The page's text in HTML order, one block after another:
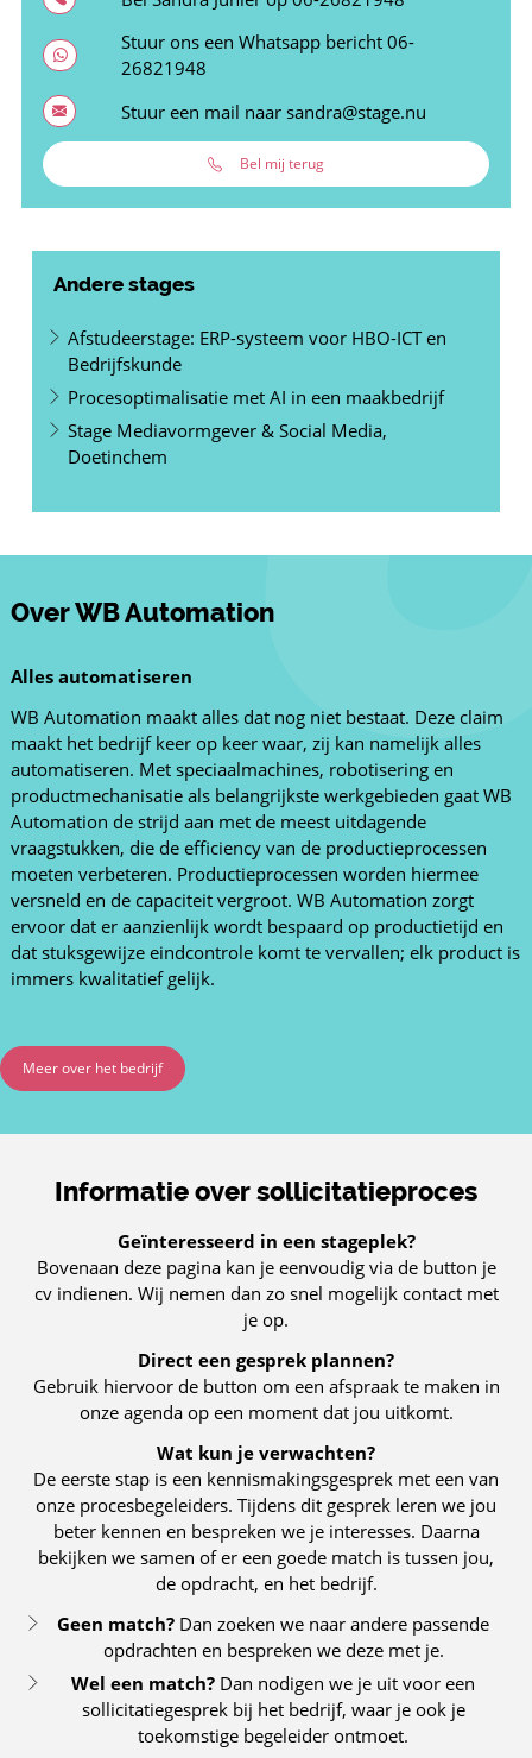
Stuur ons een Whatsapp bericht 06-
26821948
Stuur een mail naar sandra@stage.nu
Bel mij terug
Andere stages
Afstudeerstage: ERP-systeem voor HBO-ICT en
Bedrijfskunde
Procesoptimalisatie met AI in een maakbedrijf
Stage Mediavormgever & Social Media,
Doetinchem
Over WB Automation
Alles automatiseren
WB Automation maakt alles dat nog niet bestaat. Deze claim
maakt het bedrijf keer op keer waar, zij kan namelijk alles
automatiseren. Met speciaalmachines, robotisering en
productmechanisatie als belangrijkste werkgebieden gaat WB
Automation de strijd aan met de meest uitdagende
vraagstukken, die de efficiency van de productieprocessen
moeten verbeteren. Productieprocessen worden hiermee
versneld en de capaciteit vergroot. WB Automation zorgt
ervoor dat er aanzienlijk wordt bespaard op productietijd en
dat stuksgewijze eindcontrole komt te vervallen; elk product is
immers kwalitatief gelijk.
Meer over het bedrijf
Informatie over sollicitatieproces
Geïnteresseerd in een stageplek?
Bovenaan deze pagina kan je eenvoudig via de button je
cv indienen. Wij nemen dan zo snel mogelijk contact met
je op.
Direct een gesprek plannen?
Gebruik hiervoor de button om een afspraak te maken in
onze agenda op een moment dat jou uitkomt.
Wat kun je verwachten?
De eerste stap is een kennismakingsgesprek met een van
onze procesbegeleiders. Tijdens dit gesprek leren we jou
beter kennen en bespreken we je interesses. Daarna
bekijken we samen of er een goede match is tussen jou,
de opdracht, en het bedrijf.
Geen match? Dan zoeken we naar andere passende
opdrachten en bespreken we deze met je.
Wel een match? Dan nodigen we je uit voor een
sollicitatiegesprek bij het bedrijf, waar je ook je
toekomstige begeleider ontmoet.